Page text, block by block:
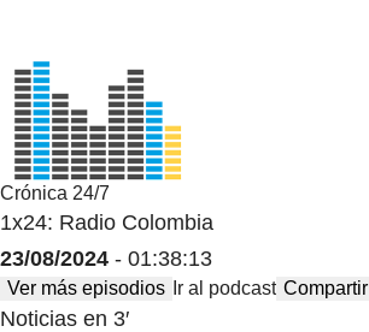
Crónica 24/7
1x24: Radio Colombia
23/08/2024 - 01:38:13
Ver más episodios Ir al podcast Compartir
Noticias en 3′